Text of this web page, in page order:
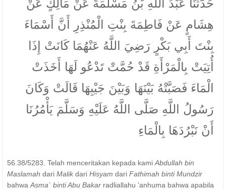
حَدَّثَنَا عَبْدُ اللَّهِ بْنُ مَسْلَمَةَ عَنْ مَالِكٍ عَنْ
هِشَامٍ عَنْ فَاطِمَةَ بِنْتِ الْمُنْذِرِ أَنَّ أَسْمَاءَ
بِنْتَ أَبِي بَكْرٍ رَضِيَ اللَّهُ عَنْهُمَا كَانَتْ إِذَا
أُتِيَتْ بِالْمَرْأَةِ قَدْ حُمَّتْ تَدْعُو لَهَا أَخَذَتْ
الْمَاءَ فَصَبَّتْهُ بَيْنَهَا وَبَيْنَ جَيْبِهَا قَالَتْ وَكَانَ
رَسُولُ اللَّهِ صَلَّى اللَّهُ عَلَيْهِ وَسَلَّمَ يَأْمُرُنَا
أَنْ نَبْرُدَهَا بِالْمَاءِ
56.38/5283. Telah menceritakan kepada kami Abdullah bin
Maslamah dari Malik dari Hisyam dari Fathimah binti Mundzir
bahwa Asma` binti Abu Bakar radliallahu 'anhuma bahwa apabila